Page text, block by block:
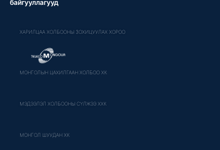
байгууллагууд
ХАРИЛЦАА ХОЛБООНЫ ЗОХИЦУУЛАХ ХОРОО
МОНГОЛЫН ЦАХИЛГААН ХОЛБОО ХК
МЭДЭЭЛЭЛ ХОЛБООНЫ СҮЛЖЭЭ ХХК
МОНГОЛ ШУУДАН ХК